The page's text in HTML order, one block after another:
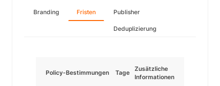
Branding Fristen Publisher
Deduplizierung
Policy-Bestimmungen Tage
Zusätzliche
Informationen